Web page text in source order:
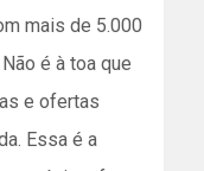
mais de 5.000
é à toa que
e ofertas
Essa é a